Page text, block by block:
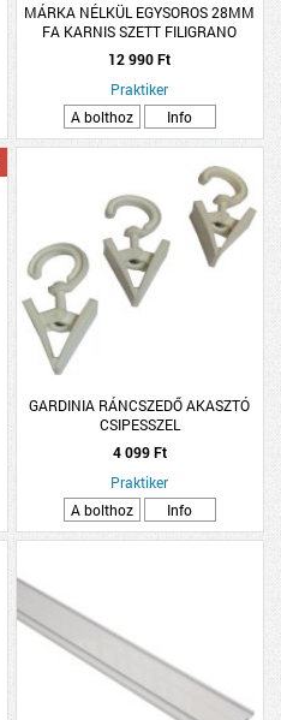
MÁRKA NÉLKÜL EGYSOROS 28MM
FA KARNIS SZETT FILIGRANO
260CM DIÓ SZÍNŰ
12 990 Ft
Praktiker
A bolthoz
Info
GARDINIA RÁNCSZEDŐ AKASZTÓ
CSIPESSZEL
4 099 Ft
Praktiker
A bolthoz
Info